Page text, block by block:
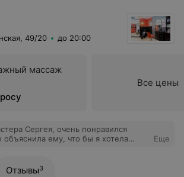
49/20 до 20:00
массаж
Все цены
Сергея, очень понравился
объяснила ему, что бы я хотела
что спрашивают каждый
Еще
Отзывы3